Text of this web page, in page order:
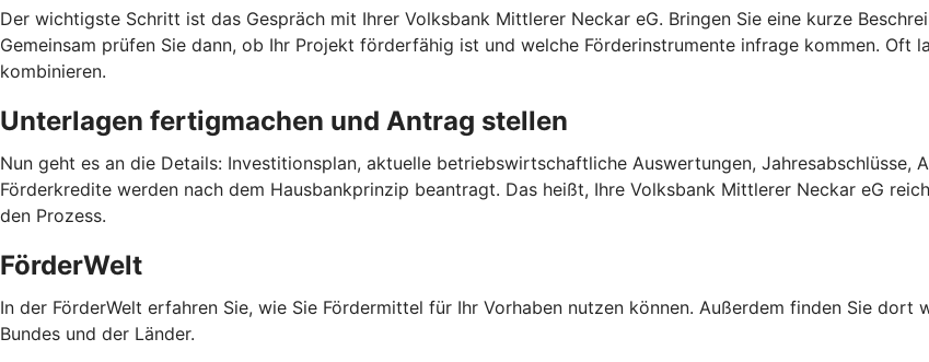
Der wichtigste Schritt ist das Gespräch mit Ihrer Volksbank Mittlerer Neckar eG. Bringen Sie eine kurze
Gemeinsam prüfen Sie dann, ob Ihr Projekt förderfähig ist und welche Förderinstrumente infrage kommen. Oft
kombinieren.
Unterlagen fertigmachen und Antrag stellen
Nun geht es an die Details: Investitionsplan, aktuelle betriebswirtschaftliche Auswertungen, Jahresabschlüsse,
Förderkredite werden nach dem Hausbankprinzip beantragt. Das heißt, Ihre Volksbank Mittlerer Neckar eG
den Prozess.
FörderWelt
In der FörderWelt erfahren Sie, wie Sie Fördermittel für Ihr Vorhaben nutzen können. Außerdem finden Sie
Bundes und der Länder.